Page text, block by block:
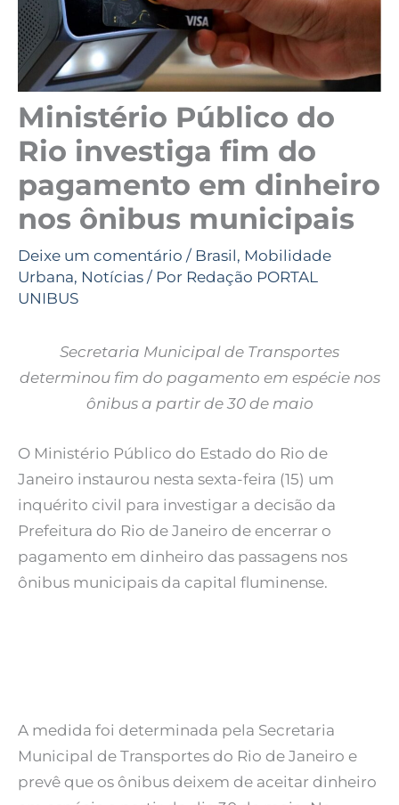
Ministério Público do
Rio investiga fim do
pagamento em dinheiro
nos ônibus municipais
Deixe um comentário / Brasil, Mobilidade
Urbana, Notícias / Por Redação PORTAL
UNIBUS
Secretaria Municipal de Transportes
determinou fim do pagamento em espécie nos
ônibus a partir de 30 de maio
O Ministério Público do Estado do Rio de
Janeiro instaurou nesta sexta-feira (15) um
inquérito civil para investigar a decisão da
Prefeitura do Rio de Janeiro de encerrar o
pagamento em dinheiro das passagens nos
ônibus municipais da capital fluminense.
A medida foi determinada pela Secretaria
Municipal de Transportes do Rio de Janeiro e
prevê que os ônibus deixem de aceitar dinheiro